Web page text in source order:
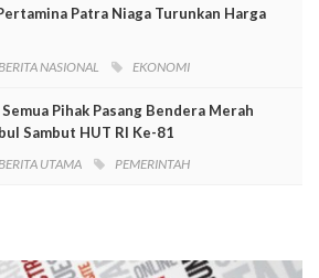
Patra Niaga Turunkan Harga
BERITA NASIONAL EKONOMI
Pihak Pasang Bendera Merah
Sambut HUT RI Ke-81
BERITA UTAMA PEMERINTAH